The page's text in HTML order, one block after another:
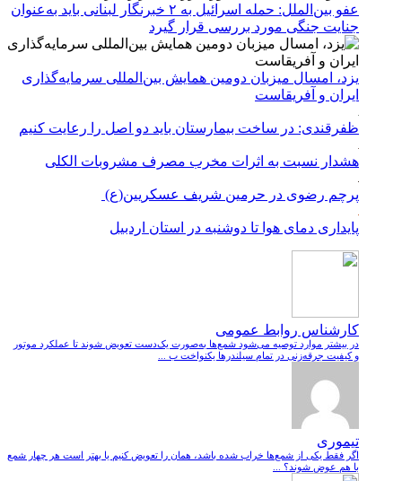
عفو بین‌الملل: حمله اسرائیل به ۲ خبرنگار لبنانی باید به‌عنوان
جنایت جنگی مورد بررسی قرار گیرد
یزد، امسال میزبان دومین همایش بین‌المللی سرمایه‌گذاری
ایران و آفریقاست
ظفرقندی: در ساخت بیمارستان باید دو اصل را رعایت کنیم
هشدار نسبت به اثرات مخرب مصرف مشروبات الکلی
پرچم رضوی در حرمین شریف عسکریین(ع)
پایداری دمای هوا تا دوشنبه در استان اردبیل
کارشناس روابط عمومی
در بیشتر موارد توصیه می‌شود شمع‌ها به‌صورت یک‌دست تعویض شوند تا عملکرد موتور
و کیفیت جرقه‌زنی در تمام سیلندرها یکنواخت ب ...
تیموری
اگر فقط یکی از شمع‌ها خراب شده باشد، همان را تعویض کنیم یا بهتر است هر چهار شمع
با هم عوض شوند؟ ...